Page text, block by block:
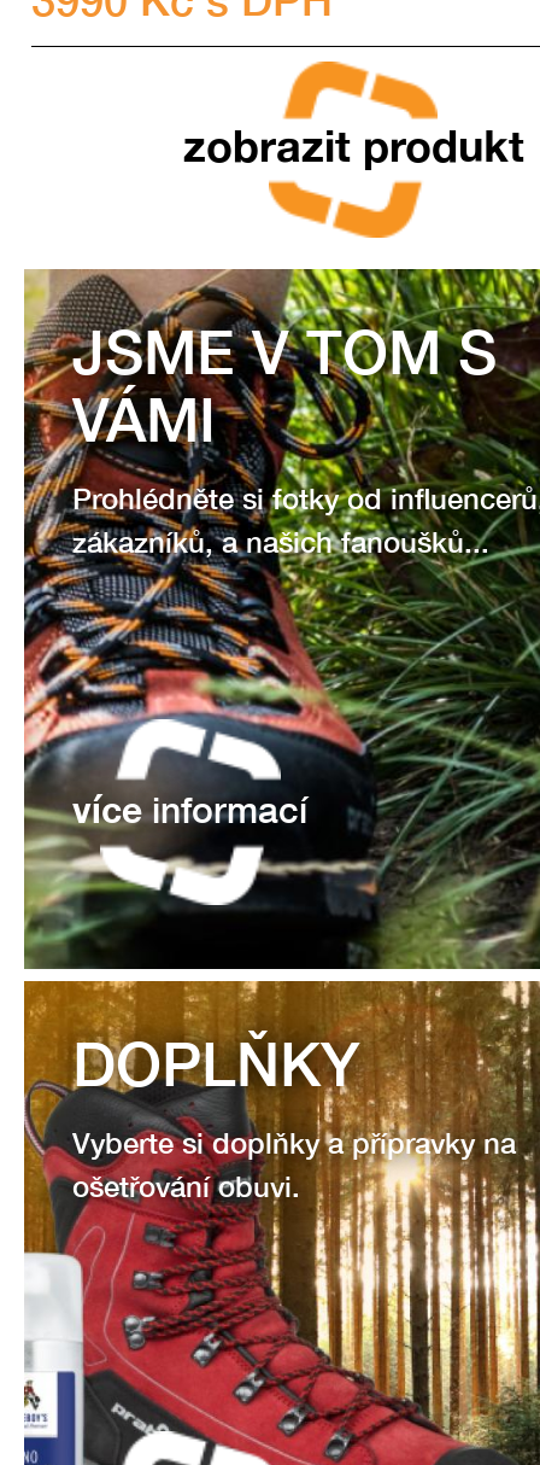
zobrazit produkt
JSME V TOM S
VÁMI
Prohlédněte si fotky od
zákazníků, a našich fanoušků...
víceinformací
DOPLŇKY
Vyberte si doplňky a přípravky na
ošetřování obuvi.